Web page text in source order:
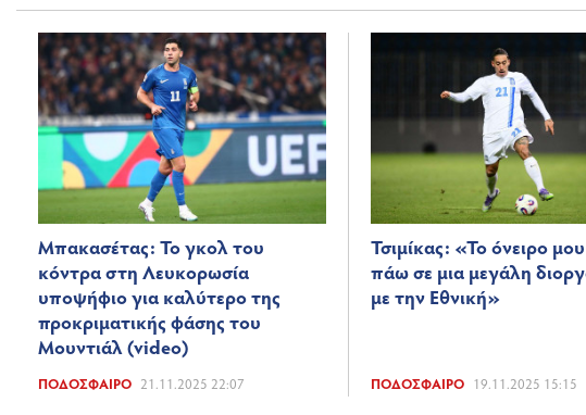
Μπακασέτας: Το γκολ του
κόντρα στη Λευκορωσία
υποψήφιο για καλύτερο της
προκριματικής φάσης του
Μουντιάλ (video)
ΠΟΔΌΣΦΑΙΡΟ 21.11.2025 22:07
Τσιμίκας: «Το όνειρο μου
πάω σε μια μεγάλη
με την Εθνική»
ΠΟΔΌΣΦΑΙΡΟ 19.11.2025 15:15